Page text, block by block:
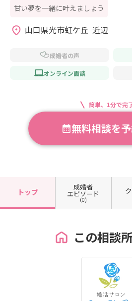
甘い夢を一緒に叶えましょう
山口県光市虹ケ丘  近辺
成婚者の声
オンライン面談
簡単、1分で完
無料相談を
トップ
成婚者
エピソード
(0)
この相談